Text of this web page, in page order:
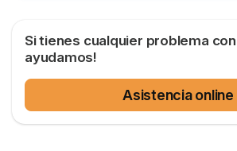
¿Cómo pagar facturas pendientes
Entender la factura de
Si tienes cualquier problema
ayudamos!
Asistencia online